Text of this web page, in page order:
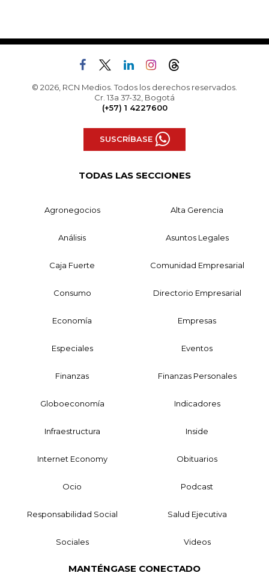
© 2026, RCN Medios. Todos los derechos reservados.
Cr. 13a 37-32, Bogotá
(+57) 1 4227600
SUSCRÍBASE
TODAS LAS SECCIONES
Agronegocios Alta Gerencia
Análisis Asuntos Legales
Caja Fuerte Comunidad Empresarial
Consumo Directorio Empresarial
Economía Empresas
Especiales Eventos
Finanzas Finanzas Personales
Globoeconomía Indicadores
Infraestructura Inside
Internet Economy Obituarios
Ocio Podcast
Responsabilidad Social Salud Ejecutiva
Sociales Videos
MANTÉNGASE CONECTADO